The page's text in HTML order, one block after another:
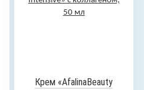
Крем «AfalinaBeauty